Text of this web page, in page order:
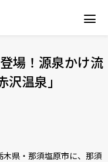
場！源泉かけ流
温泉」
県・那須塩原市に、那須